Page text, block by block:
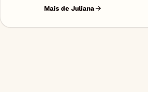
Mais de Juliana